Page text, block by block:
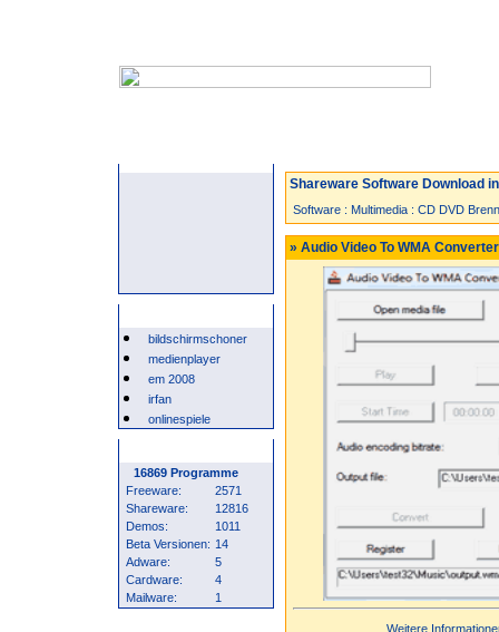
bildschirmschoner
medienplayer
em 2008
irfan
onlinespiele
16869 Programme
Freeware:
2571
Shareware:
12816
Demos:
1011
Beta Versionen: 14
Adware:
5
Cardware:
4
Mailware:
1
Shareware Software Download
Software : Multimedia : CD DVD
» Audio Video To WMA
Weitere